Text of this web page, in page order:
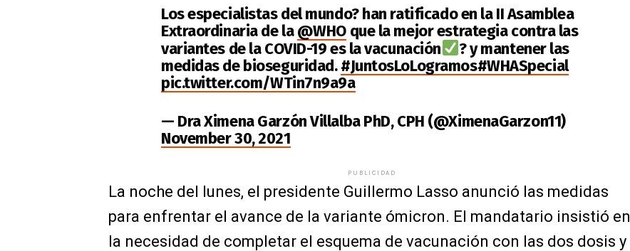
Los especialistas del mundo?️ han ratificado en la II Asamblea
Extraordinaria de la@WHO que la mejor estrategia contra las
variantes de la COVID-19 es la vacunación
? y mantener las
medidas de bioseguridad.#JuntosLoLogramos#WHASpecial
pic.twitter.com/WTin7n9a9a
— Dra Ximena Garzón Villalba PhD, CPH (@XimenaGarzon11)
November 30, 2021
PUBLICIDAD
La noche del lunes, el presidente Guillermo Lasso anunció las medidas
para enfrentar el avance de la variante ómicron. El mandatario insistió en
la necesidad de completar el esquema de vacunación con las dos dosis y